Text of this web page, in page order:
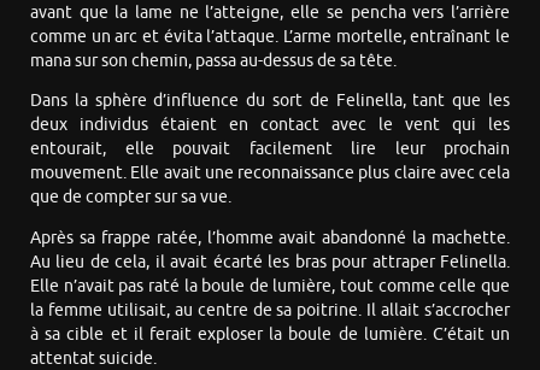
avant que la lame ne l’atteigne, elle se pencha vers l’arrière
comme un arc et évita l’attaque. L’arme mortelle, entraînant le
mana sur son chemin, passa au-dessus de sa tête.
Dans la sphère d’influence du sort de Felinella, tant que les
deux individus étaient en contact avec le vent qui les
entourait, elle pouvait facilement lire leur prochain
mouvement. Elle avait une reconnaissance plus claire avec cela
que de compter sur sa vue.
Après sa frappe ratée, l’homme avait abandonné la machette.
Au lieu de cela, il avait écarté les bras pour attraper Felinella.
Elle n’avait pas raté la boule de lumière, tout comme celle que
la femme utilisait, au centre de sa poitrine. Il allait s’accrocher
à sa cible et il ferait exploser la boule de lumière. C’était un
attentat suicide.